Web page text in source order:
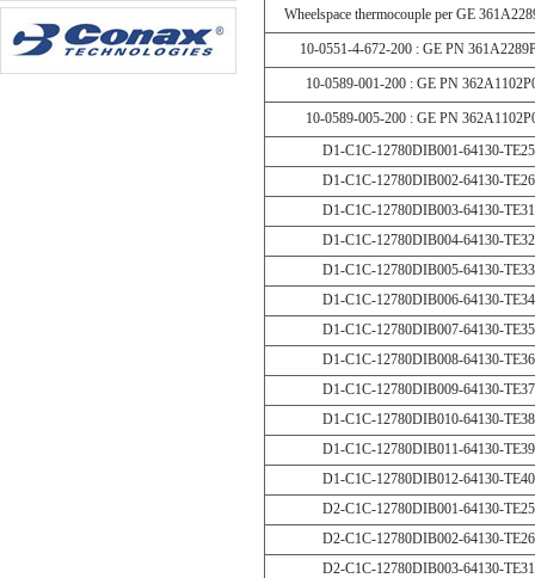
Wheelspace thermocouple per GE
10-0551-4-672-200 : GE PN
10-0589-001-200 : GE PN
10-0589-005-200 : GE PN
D1-C1C-12780DIB001-64130-TE25
D1-C1C-12780DIB002-64130-TE26
D1-C1C-12780DIB003-64130-TE31
D1-C1C-12780DIB004-64130-TE32
D1-C1C-12780DIB005-64130-TE33
D1-C1C-12780DIB006-64130-TE34
D1-C1C-12780DIB007-64130-TE35
D1-C1C-12780DIB008-64130-TE36
D1-C1C-12780DIB009-64130-TE37
D1-C1C-12780DIB010-64130-TE38
D1-C1C-12780DIB011-64130-TE39
D1-C1C-12780DIB012-64130-TE40
D2-C1C-12780DIB001-64130-TE25
D2-C1C-12780DIB002-64130-TE26
D2-C1C-12780DIB003-64130-TE31